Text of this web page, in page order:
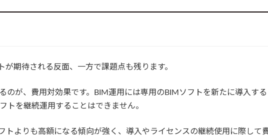
が期待される反面、一方で課題点も残ります。
のが、費用対効果です。BIM運用には専用のBIMソフトを新たに導入する
トを継続運用することはできません。
トよりも高額になる傾向が強く、導入やライセンスの継続使用に際して